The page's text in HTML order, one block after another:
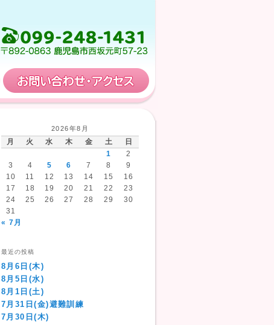
保育計画
2026年8月
月 火 水 木 金 土
日
1
2
3
4 5 6 7 8
9
10
11 12 13 14 15
16
17
18 19 20 21 22
23
24
25 26 27 28 29
30
31
« 7月
最近の投稿
8月6日(木)
8月5日(水)
8月1日(土)
7月31日(金)避難訓練
7月30日(木)